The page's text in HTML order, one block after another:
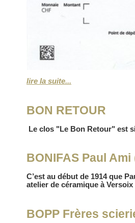
lire la suite...
BON RETOUR
Le clos "Le Bon Retour" est
BONIFAS Paul Ami
C’est au début de 1914 que
atelier de céramique à
BOPP Frères